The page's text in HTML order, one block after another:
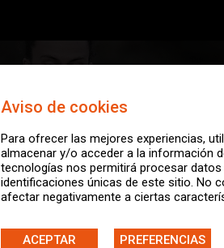
Aviso de cookies
Para ofrecer las mejores experiencias,
almacenar y/o acceder a la información
tecnologías nos permitirá procesar
identificaciones únicas de este sitio. No
afectar negativamente a ciertas
ACEPTAR PREFERENCIAS